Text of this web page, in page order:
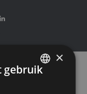
×
gebruik